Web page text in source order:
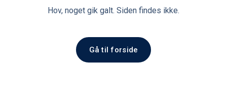
Hov, noget gik galt. Siden findes ikke.
Gå til forside